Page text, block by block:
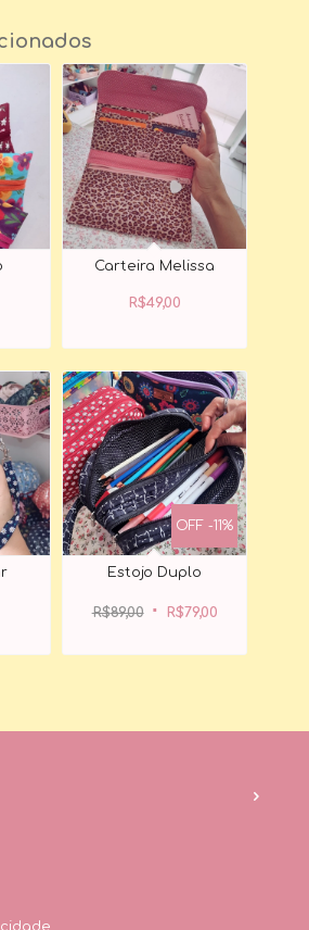
Carteira Melissa
R$49,00
Estojo Duplo
R$89,00 preço
original
era:
R$89,00.
R$79,00preço
atual
é:
OFF -11%